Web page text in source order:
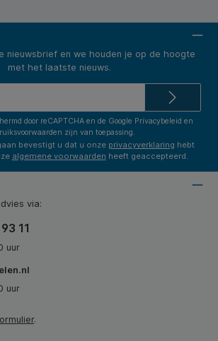
nieuwsbrief en we houden je op de hoogte
met het laatste nieuws.
door reCAPTCHA en de Google Privacybeleid en
zijn van toepassing.
bevestigt u dat u onze privacyverklaring hebt
algemene voorwaarden heeft geaccepteerd.
via:
11
uur
uur
.